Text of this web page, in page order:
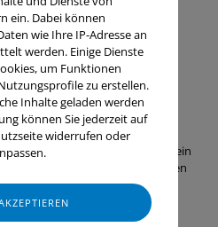
/ 5 Stk
flachen Böden, bei denen kein
ist. Die Mikrofasern nehmen
von statischer Elektrizität auf,
für Flure und andere
ein. Dabei können
wie Ihre IP-Adresse an
werden. Einige Dienste
um Funktionen
zu erstellen.
Inhalte geladen werden
können Sie jederzeit auf
widerrufen oder